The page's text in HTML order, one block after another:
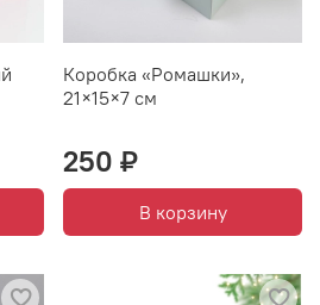
Коробка «Ромашки»,
21×15×7 см
250 ₽
В корзину